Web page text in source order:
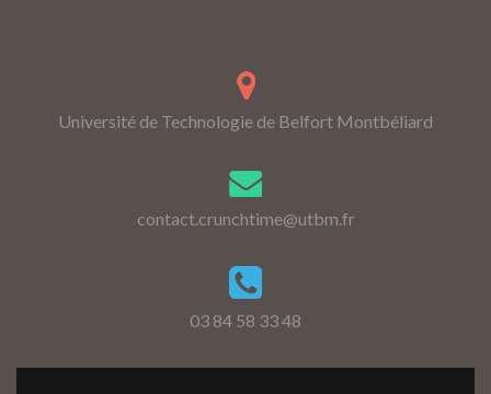
Université de Technologie de Belfort Montbéliard
contact.crunchtime@utbm.fr
03 84 58 33 48